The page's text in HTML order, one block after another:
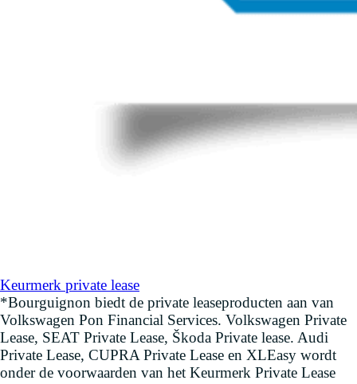
Keurmerk private lease
*Bourguignon biedt de private leaseproducten aan van
Volkswagen Pon Financial Services. Volkswagen Private
Lease, SEAT Private Lease, Škoda Private lease. Audi
Private Lease, CUPRA Private Lease en XLEasy wordt
onder de voorwaarden van het Keurmerk Private Lease